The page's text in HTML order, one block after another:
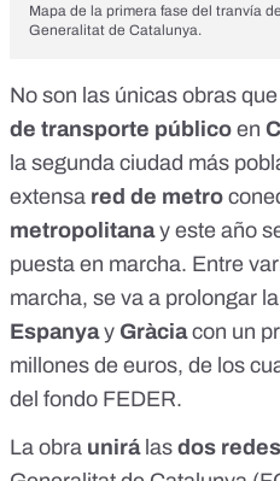
Mapa de la primera fase del tranvía
Generalitat de Catalunya.
No son las únicas obras
de transporte público en
la segunda ciudad más
extensa red de metro
metropolitanay este año
puesta en marcha. Entre
marcha, se va a prolongar la
Espanyay Gràciacon un
millones de euros, de los
del fondo FEDER.
La obra unirálas dos redes